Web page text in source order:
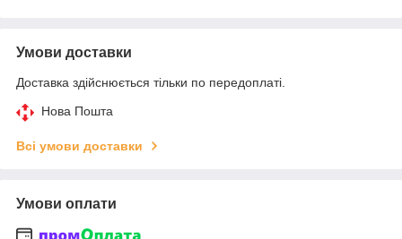
Умови доставки
Доставка здійснюється тільки по передоплаті.
Нова Пошта
Всі умови доставки
Умови оплати